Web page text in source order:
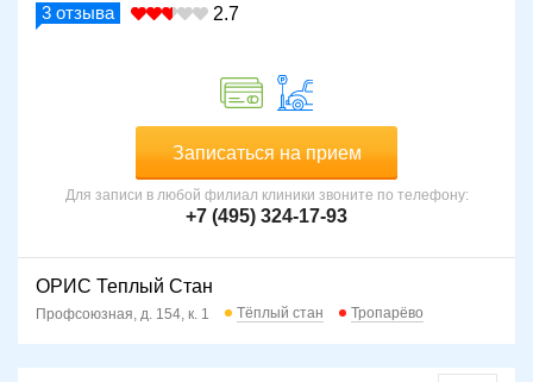
3 отзыва 2.7
Записаться на прием
Для записи в любой филиал клиники звоните по телефону:
+7 (495) 324-17-93
ОРИС Теплый Стан
Профсоюзная, д. 154, к. 1 Тёплый стан Тропарёво